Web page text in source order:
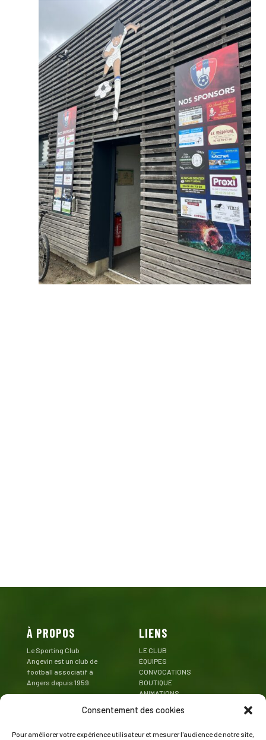
Consentement des cookies
Pour améliorer votre expérience utilisateur et mesurer l'audience de notre site,
À PROPOS
Le Sporting Club
Angevin est un club de
football associatif à
Angers depuis 1959.
LIENS
LE CLUB
ÉQUIPES
CONVOCATIONS
BOUTIQUE
ANIMATIONS
CONTACT